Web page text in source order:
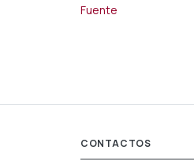
Fuente
CONTACTOS